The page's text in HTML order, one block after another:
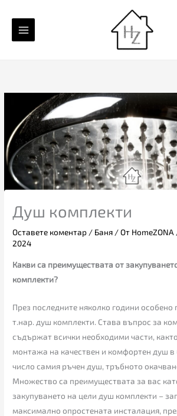
content
Душ комплекти
Оставете коментар / Баня / От HomeZONA
2024
Какви са преимуществата от
комплекти?
През последните няколко години особено
т.нар. душ комплекти. Става въпрос за
съдържат всички необходими части,
монтажа на качествен и комфортен душ в
число самия ръчен душ, тръбното
Множество са преимуществата за вас
закупуването на цели душ комплекти –
максимално опростената инсталация,